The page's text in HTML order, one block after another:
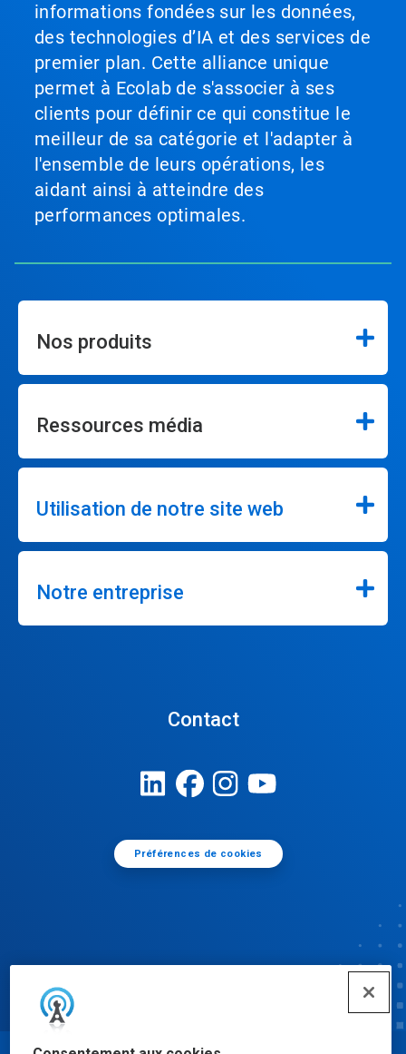
informations fondées sur les données,
des technologies d’IA et des services de
premier plan. Cette alliance unique
permet à Ecolab de s'associer à ses
clients pour définir ce qui constitue le
meilleur de sa catégorie et l'adapter à
l'ensemble de leurs opérations, les
aidant ainsi à atteindre des
performances optimales.
Nos produits
Ressources média
Utilisation de notre site web
Notre entreprise
Contact
Préférences de cookies